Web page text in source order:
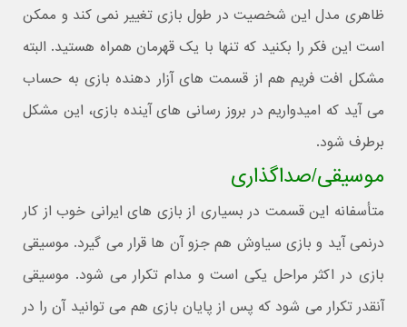
ظاهری مدل این شخصیت در طول بازی تغییر نمی کند و ممکن
است این فکر را بکنید که تنها با یک قهرمان همراه هستید. البته
مشکل افت فریم هم از قسمت های آزار دهنده بازی به حساب
می آید که امیدواریم در بروز رسانی های آینده بازی، این مشکل
برطرف شود.
موسیقی/صداگذاری
متأسفانه این قسمت در بسیاری از بازی های ایرانی خوب از کار
درنمی آید و بازی سیاوش هم جزو آن ها قرار می گیرد. موسیقی
بازی در اکثر مراحل یکی است و مدام تکرار می شود. موسیقی
آنقدر تکرار می شود که پس از پایان بازی هم می توانید آن را در